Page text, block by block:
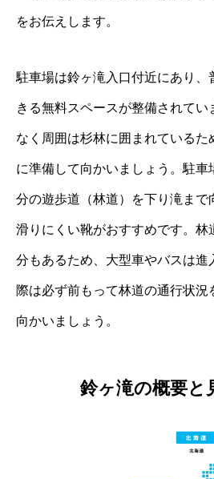
をお伝えします。
駐車場は鈴ヶ滝入口付近にあり、
きる無料スペースが整備されてい
なく周囲は杉林に囲まれているた
に準備して向かいましょう。駐車
分の遊歩道（林道）を下り滝まで
滑りにくい靴がおすすめです。林
分もあるため、大型車やバスは進
際は必ず前もって林道の通行状況
向かいましょう。
鈴ヶ滝の概要と